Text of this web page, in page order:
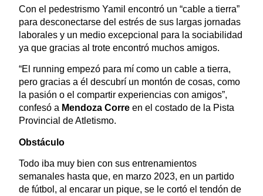
Con el pedestrismo Yamil encontró un “cable a tierra”
para desconectarse del estrés de sus largas jornadas
laborales y un medio excepcional para la sociabilidad
ya que gracias al trote encontró muchos amigos.
“El running empezó para mí como un cable a tierra,
pero gracias a él descubrí un montón de cosas, como
la pasión o el compartir experiencias con amigos”,
confesó a Mendoza Correen el costado de la Pista
Provincial de Atletismo.
Obstáculo
Todo iba muy bien con sus entrenamientos
semanales hasta que, en marzo 2023, en un partido
de fútbol, al encarar un pique, se le cortó el tendón de